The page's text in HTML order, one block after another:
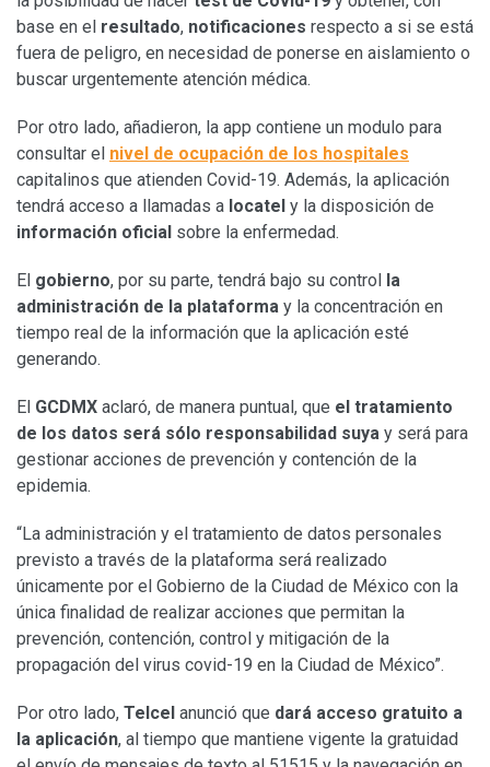
base en el resultado, notificaciones respecto a si se está
fuera de peligro, en necesidad de ponerse en aislamiento o
buscar urgentemente atención médica.
Por otro lado, añadieron, la app contiene un modulo para
consultar el nivel de ocupación de los hospitales
capitalinos que atienden Covid-19. Además, la aplicación
tendrá acceso a llamadas a locatel y la disposición de
información oficial sobre la enfermedad.
El gobierno, por su parte, tendrá bajo su control la
administración de la plataforma y la concentración en
tiempo real de la información que la aplicación esté
generando.
El GCDMX aclaró, de manera puntual, que el tratamiento
de los datos será sólo responsabilidad suya y será para
gestionar acciones de prevención y contención de la
epidemia.
“La administración y el tratamiento de datos personales
previsto a través de la plataforma será realizado
únicamente por el Gobierno de la Ciudad de México con la
única finalidad de realizar acciones que permitan la
prevención, contención, control y mitigación de la
propagación del virus covid-19 en la Ciudad de México”.
Por otro lado, Telcel anunció que dará acceso gratuito a
la aplicación, al tiempo que mantiene vigente la gratuidad